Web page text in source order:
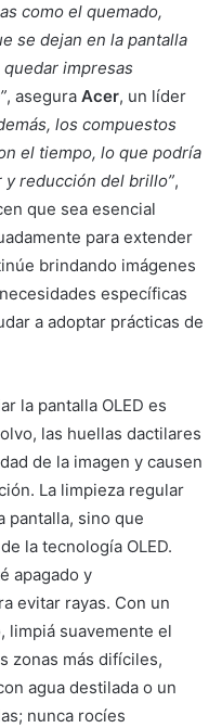
como el quemado,
se dejan en la pantalla
impresas
, asegura Acer, un líder
los compuestos
el tiempo, lo que podría
reducción del brillo”,
que sea esencial
para extender
brindando imágenes
específicas
a adoptar prácticas de
la pantalla OLED es
las huellas dactilares
de la imagen y causen
La limpieza regular
pantalla, sino que
la tecnología OLED.
apagado y
evitar rayas. Con un
limpiá suavemente el
zonas más difíciles,
agua destilada o un
nunca rocíes